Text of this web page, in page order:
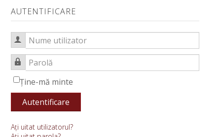
Alegeri academice
ARACIS
DEPARTAMENT
CERCETARE
Centrul de cercetare
AUTENTIFICARE
Nume utilizator
Parolă
Ţine-mă minte
Autentificare
Aţi uitat utilizatorul?